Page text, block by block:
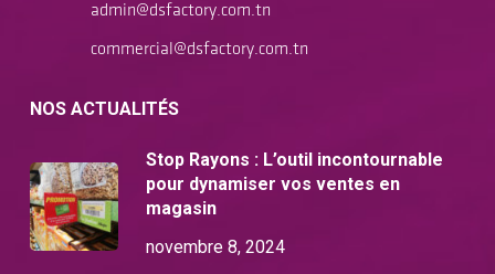
admin@dsfactory.com.tn
commercial@dsfactory.com.tn
NOS ACTUALITÉS
Stop Rayons : L’outil incontournable
pour dynamiser vos ventes en
magasin
novembre 8, 2024